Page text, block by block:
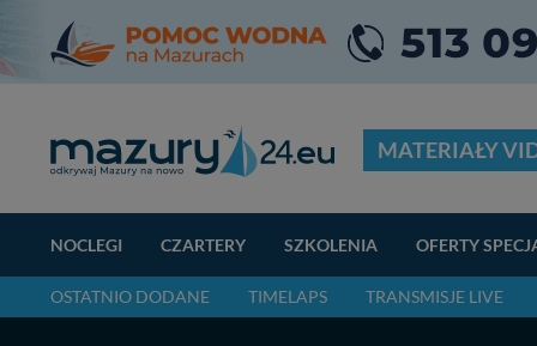
MATERIAŁY
NOCLEGI CZARTERY SZKOLENIA OFERTY
OSTATNIO DODANE TIMELAPS TRANSMISJE LIVE